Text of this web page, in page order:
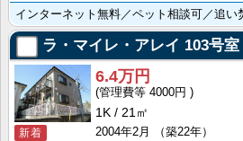
ラ・マイレ・アレイ 103号室
新着
6.4万円
4000円
1K
21㎡
2004年2月
（築22年）